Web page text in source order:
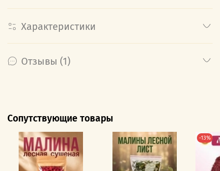
Характеристики
Отзывы (1)
Сопутствующие товары
-13%